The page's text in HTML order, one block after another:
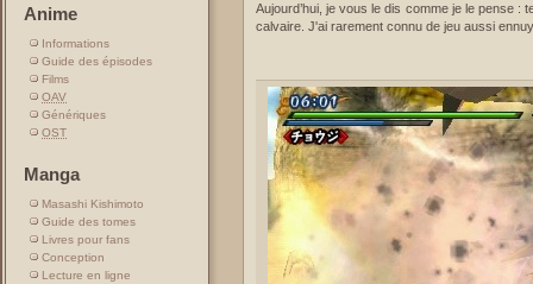
Anime
Informations
Guide des épisodes
Films
OAV
Génériques
OST
Manga
Masashi Kishimoto
Guide des tomes
Livres pour fans
Conception
Lecture en ligne
Aujourd’hui, je vous le dis comme je le pense :
calvaire. J'ai rarement connu de jeu aussi